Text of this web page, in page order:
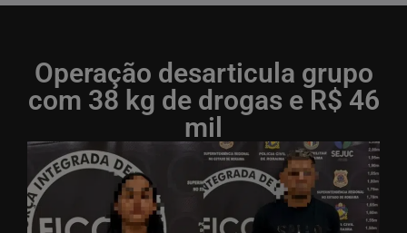
Operação desarticula grupo
com 38 kg de drogas e R$ 46
mil